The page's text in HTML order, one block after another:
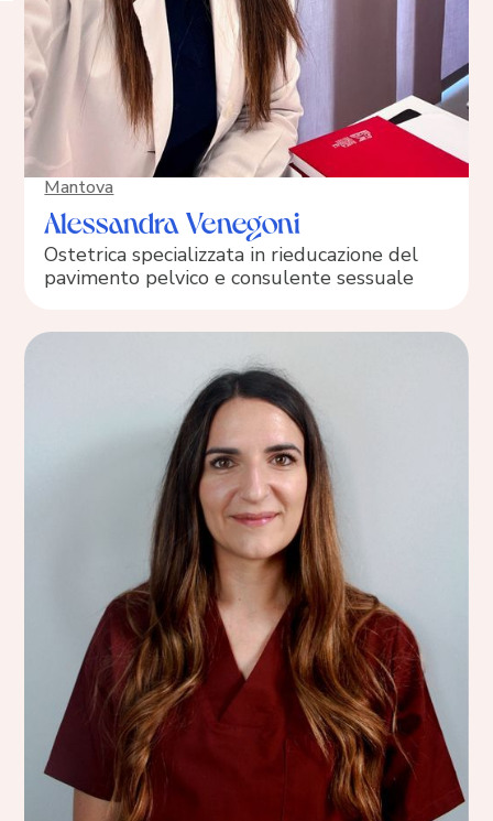
Mantova
Alessandra Venegoni
Ostetrica specializzata in rieducazione del
pavimento pelvico e consulente sessuale